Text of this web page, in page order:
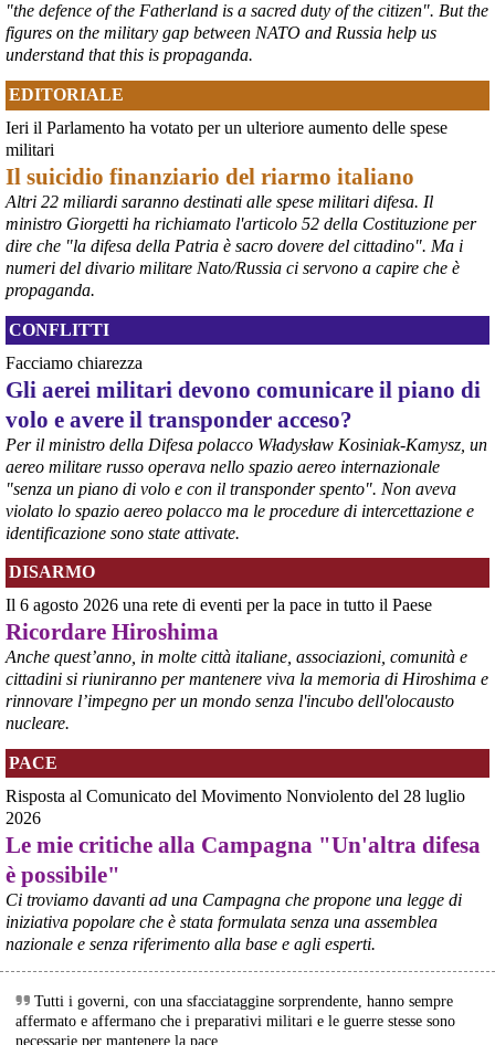
@peacelink - 6/8/2026 21:36
giornalerossoblu.it/ex-ilva-sc
Nel tavolo convocato al Ministero delle Imprese e del Made in Italy,
provvedimento straordinario per attenuare le conseguenze
economiche e sociali dello stop dell’area a caldo, invitando le
rappresentanze del territorio a presentare proposte operative.
#ILVA #Taranto
@peacelink - 6/8/2026 21:35
Ultimi cento milioni di euro per l’ex Ilva, poi non saranno più
possibili nuovi aiuti di Stato. Lo ha confermato il ministro Adolfo
Urso durante l’incontro al Mimit con le imprese dell’indotto: la
tranche conclusiva del prestito autorizzato dall’Unione europea
dovrà essere erogata entro il 9 agosto e restituita dal futuro
acquirente.
Fonte: Studio100
#ILVA
@peacelink - 6/8/2026 21:08
Il governatore di Puglia Decaro esce dal vertice al Mimit più
preoccupato di come era entrato, lamentando l’assenza di certezze
sulla procedura di gara e ribadendo la necessità di un ruolo diretto
dello Stato.
Anche il sindaco di Taranto, Bitetti, chiede un piano industriale
chiaro, garanzie sulla salute e strumenti di tutela per i lavoratori
dell’area a freddo. La Provincia parla di un tavolo “senza decisioni”.
Fonte: Cronache Tarantine
"the defence of the Fatherland is a sacred duty of the citizen". But the
figures on the military gap between NATO and Russia help us
understand that this is propaganda.
EDITORIALE
Ieri il Parlamento ha votato per un ulteriore aumento delle spese
militari
Il suicidio finanziario del riarmo italiano
Altri 22 miliardi saranno destinati alle spese militari difesa. Il
ministro Giorgetti ha richiamato l'articolo 52 della Costituzione per
dire che "la difesa della Patria è sacro dovere del cittadino". Ma i
numeri del divario militare Nato/Russia ci servono a capire che è
propaganda.
CONFLITTI
Facciamo chiarezza
Gli aerei militari devono comunicare il piano di
volo e avere il transponder acceso?
Per il ministro della Difesa polacco Władysław Kosiniak-Kamysz, un
aereo militare russo operava nello spazio aereo internazionale
"senza un piano di volo e con il transponder spento". Non aveva
violato lo spazio aereo polacco ma le procedure di intercettazione e
identificazione sono state attivate.
DISARMO
Il 6 agosto 2026 una rete di eventi per la pace in tutto il Paese
Ricordare Hiroshima
Anche quest’anno, in molte città italiane, associazioni, comunità e
cittadini si riuniranno per mantenere viva la memoria di Hiroshima e
rinnovare l’impegno per un mondo senza l'incubo dell'olocausto
nucleare.
PACE
Risposta al Comunicato del Movimento Nonviolento del 28 luglio
2026
Le mie critiche alla Campagna "Un'altra difesa
è possibile"
Ci troviamo davanti ad una Campagna che propone una legge di
iniziativa popolare che è stata formulata senza una assemblea
nazionale e senza riferimento alla base e agli esperti.
Tutti i governi, con una sfacciataggine sorprendente, hanno sempre
affermato e affermano che i preparativi militari e le guerre stesse sono
necessarie per mantenere la pace.